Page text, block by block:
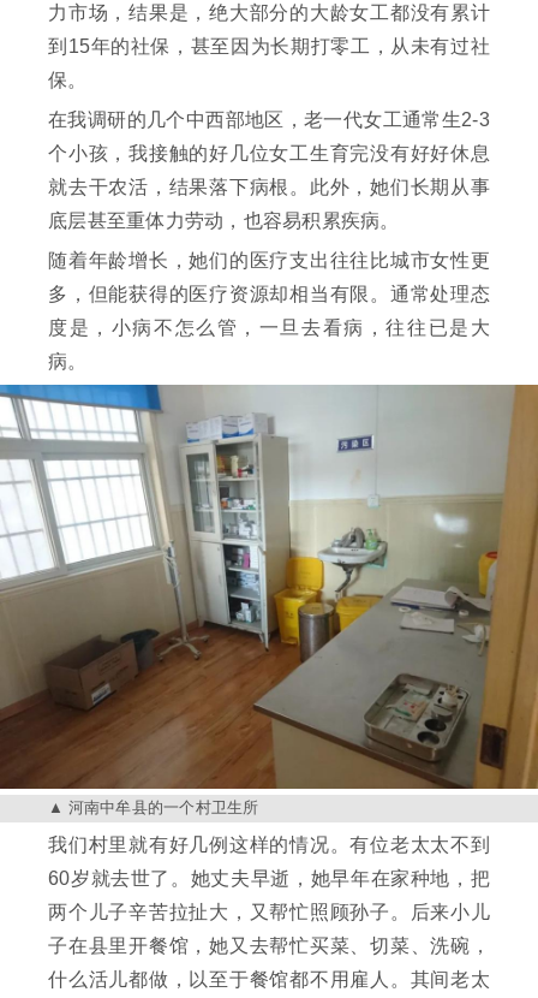
力市场，结果是，绝大部分的大龄女工都没有累计
到15年的社保，甚至因为长期打零工，从未有过社
保。
在我调研的几个中西部地区，老一代女工通常生2-3
个小孩，我接触的好几位女工生育完没有好好休息
就去干农活，结果落下病根。此外，她们长期从事
底层甚至重体力劳动，也容易积累疾病。
随着年龄增长，她们的医疗支出往往比城市女性更
多，但能获得的医疗资源却相当有限。通常处理态
度是，小病不怎么管，一旦去看病，往往已是大
病。
河南中牟县的一个村卫生所
我们村里就有好几例这样的情况。有位老太太不到
60岁就去世了。她丈夫早逝，她早年在家种地，把
两个儿子辛苦拉扯大，又帮忙照顾孙子。后来小儿
子在县里开餐馆，她又去帮忙买菜、切菜、洗碗，
什么活儿都做，以至于餐馆都不用雇人。其间老太